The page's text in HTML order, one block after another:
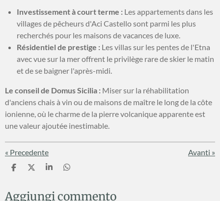
Investissement à court terme : Les appartements dans les
villages de pêcheurs d'Aci Castello sont parmi les plus
recherchés pour les maisons de vacances de luxe.
Résidentiel de prestige : Les villas sur les pentes de l'Etna
avec vue sur la mer offrent le privilège rare de skier le matin
et de se baigner l'après-midi.
Le conseil de Domus Sicilia : Miser sur la réhabilitation
d'anciens chais à vin ou de maisons de maître le long de la côte
ionienne, où le charme de la pierre volcanique apparente est
une valeur ajoutée inestimable.
« Precedente Avanti »
C
d
C
d
C
d
C
d
Aggiungi commento